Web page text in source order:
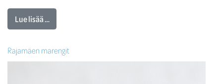
Lue lisää …
Rajamäen marengit